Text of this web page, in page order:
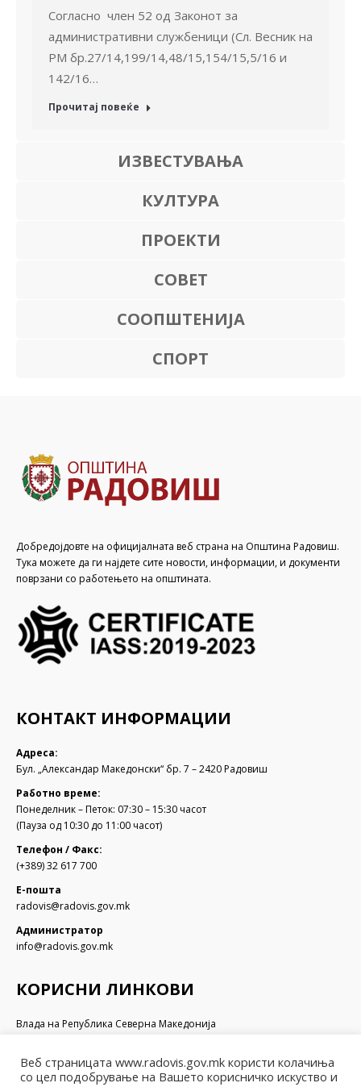
Согласно член 52 од Законот за
административни службеници (Сл. Весник на
РМ бр.27/14,199/14,48/15,154/15,5/16 и
142/16…
Прочитај повеќе
ИЗВЕСТУВАЊА
КУЛТУРА
ПРОЕКТИ
СОВЕТ
СООПШТЕНИЈА
СПОРТ
Добредојдовте на официјалната веб страна на Општина Радовиш.
Тука можете да ги најдете сите новости, информации, и документи
поврзани со работењето на општината.
КОНТАКТ ИНФОРМАЦИИ
Адреса:
Бул. „Александар Македонски“ бр. 7 – 2420 Радовиш
Работно време:
Понеделник – Петок: 07:30 – 15:30 часот
(Пауза од 10:30 до 11:00 часот)
Телефон / Факс:
(+389) 32 617 700
Е-пошта
radovis@radovis.gov.mk
Администратор
info@radovis.gov.mk
КОРИСНИ ЛИНКОВИ
Влада на Република Северна Македонија
Министерство за финансии
Министерство за транспорт и врски
Веб страницата www.radovis.gov.mk користи колачиња
со цел подобрување на Вашето корисничко искуство и